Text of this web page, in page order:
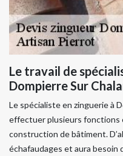
Le travail de
Dompierre Sur
Le spécialiste en zinguerie à
effectuer plusieurs fonctions
construction de bâtiment.
échafaudages et aura besoin